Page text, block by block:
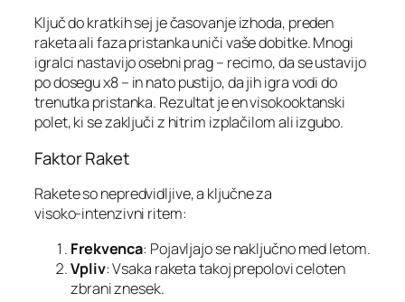
Ključ do kratkih sej je časovanje izhoda, preden
raketa ali faza pristanka uniči vaše dobitke. Mnogi
igralci nastavijo osebni prag – recimo, da se ustavijo
po dosegu x8 – in nato pustijo, da jih igra vodi do
trenutka pristanka. Rezultat je en visokooktanski
polet, ki se zaključi z hitrim izplačilom ali izgubo.
Faktor Raket
Rakete so nepredvidljive, a ključne za
visoko‑intenzivni ritem:
Frekvenca: Pojavljajo se naključno med letom.
Vpliv: Vsaka raketa takoj prepolovi celoten
zbrani znesek.